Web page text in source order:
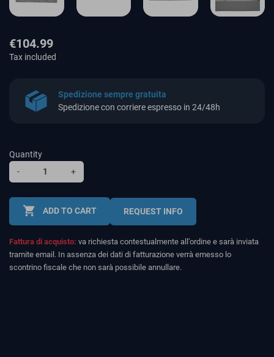
€104.99
Tax included
Spedizione sempre gratuita
Spedizione con corriere espresso in 24/48h
Quantity
-
+
shopping_cart ADD TO CART REQUEST INFO
Fattura di acquisto: va richiesta contestualmente all’ordine e sarà inviata
tramite email. In assenza dei dati di fatturazione verrà emesso lo
scontrino fiscale che non sarà possibile annullare.